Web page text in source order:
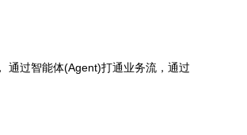
通过智能体(Agent)打通业务流，通过